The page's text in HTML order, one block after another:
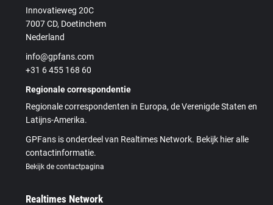
Innovatieweg 20C
7007 CD, Doetinchem
Nederland
info@gpfans.com
+31 6 455 168 60
Regionale correspondentie
Regionale correspondenten in Europa, de Verenigde Staten en
Latijns-Amerika.
GPFans is onderdeel van Realtimes Network. Bekijk hier alle
contactinformatie.
Bekijk de contactpagina
Realtimes Network